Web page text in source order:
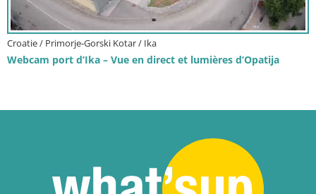
Croatie / Primorje-Gorski Kotar / Ika
Webcam port d’Ika – Vue en direct et lumières d’Opatija